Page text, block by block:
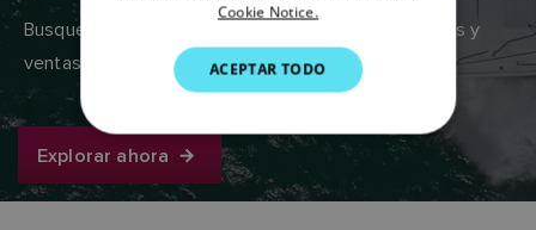
Busque en la red global de proveedores de servicios y
ventas de Raymarine aquí.
Explorar ahora
DUTCH
SPANISH
Cookie Notice.
ACEPTAR TODO